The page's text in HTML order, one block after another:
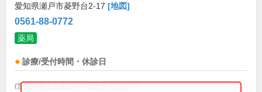
愛知県瀬戸市菱野台2-17 [地図]
0561-88-0772
薬局
診療/受付時間・休診日
(営業時間は直接お問い合わせください)